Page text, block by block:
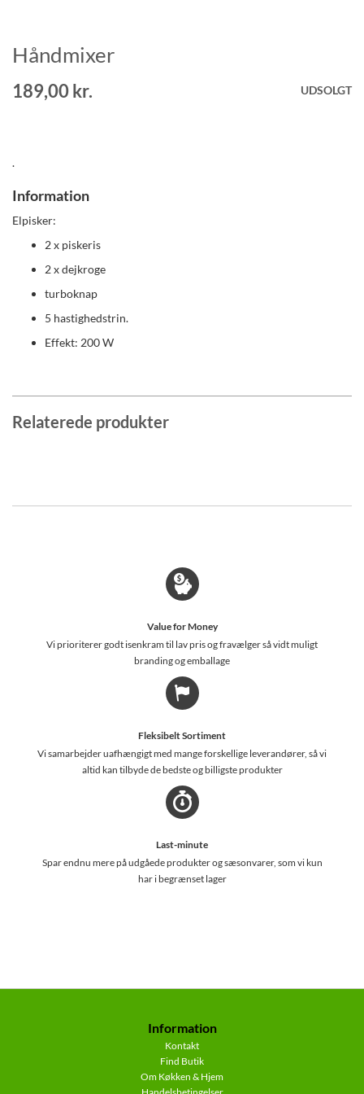
Gå
til
starten
af
Håndmixer
189,00 kr. UDSOLGT
.
Information
Elpisker:
2 x piskeris
2 x dejkroge
turboknap
5 hastighedstrin.
Effekt: 200 W
Relaterede produkter
Value for Money
Vi prioriterer godt isenkram til lav pris og fravælger så vidt muligt
branding og emballage
Fleksibelt Sortiment
Vi samarbejder uafhængigt med mange forskellige leverandører, så vi
altid kan tilbyde de bedste og billigste produkter
Last-minute
Spar endnu mere på udgåede produkter og sæsonvarer, som vi kun
har i begrænset lager
Information
Kontakt
Find Butik
Om Køkken & Hjem